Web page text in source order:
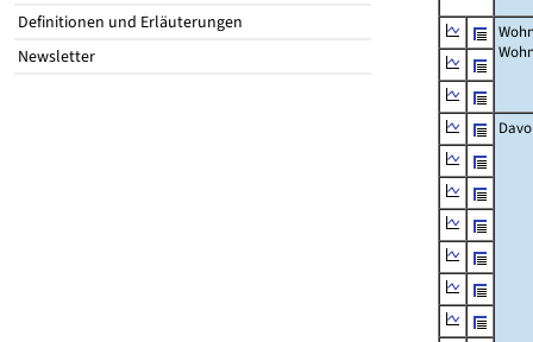
Definitionen und Erläuterungen
Newsletter